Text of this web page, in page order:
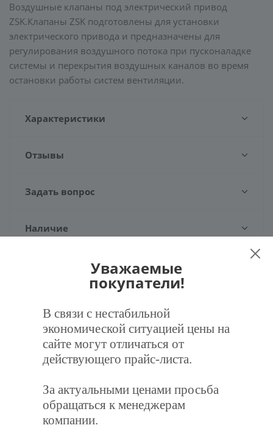
Воздушные клапаны под электрический привод
ZSK.Клапаны ZSK подготовлены для установки
электрического привода и предназначены для
регулирования воздушного потока при пусконаладке
системы и перекрытия воздушных каналов во время
остановки работы систем вентиляции.
Характеристики
Отзывы
Задать вопрос
Наличие
ХИТ
Уважаемые
покупатели!
В связи с нестабильной
экономической ситуацией цены на
сайте могут отличаться от
действующего прайс-листа.
За актуальными ценами просьба
обращаться к менеджерам
компании.